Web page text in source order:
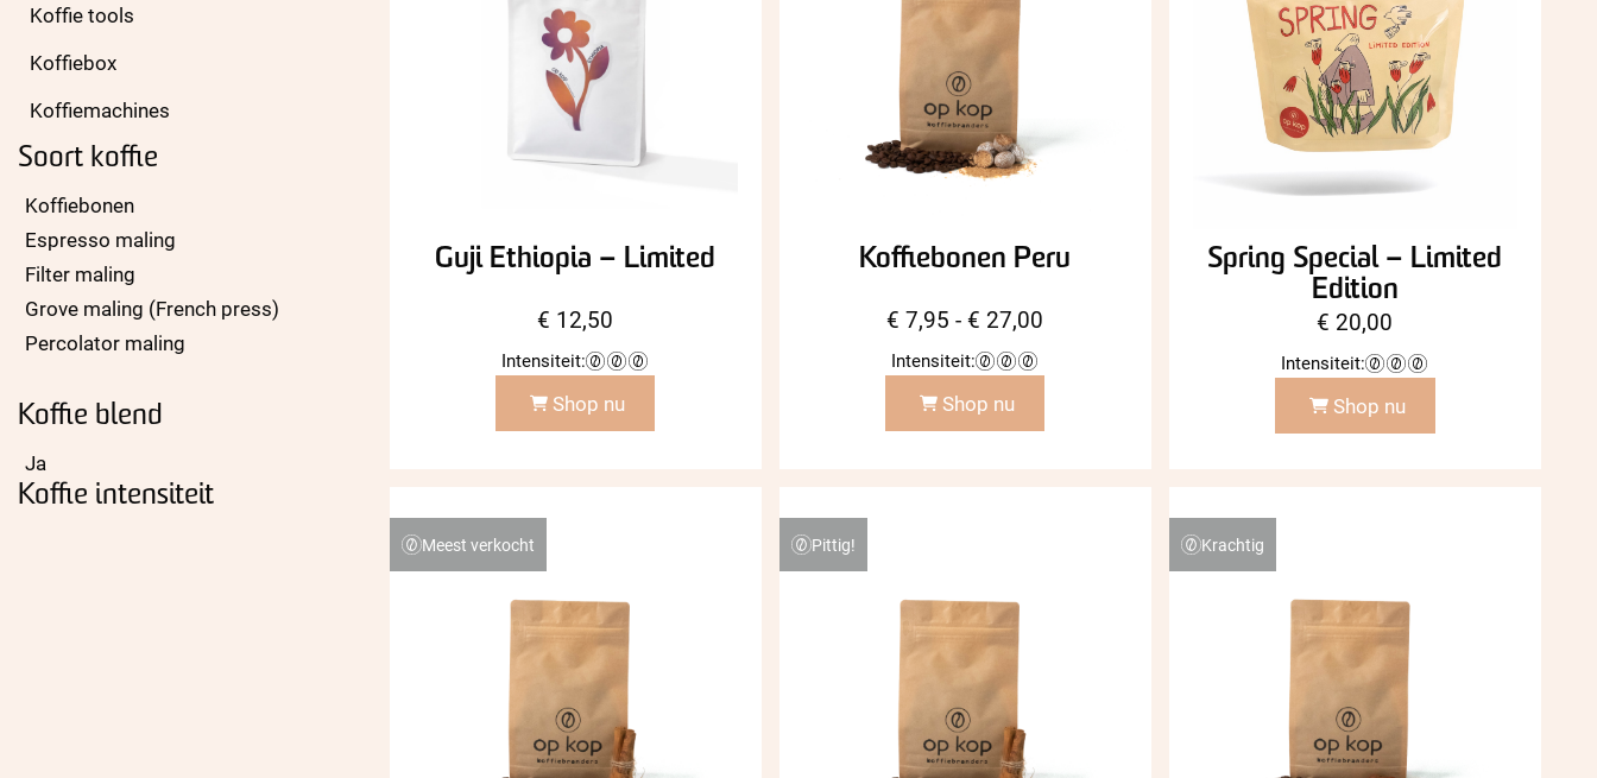
Koffie tools
Koffiebox
Koffiemachines
Soort koffie
Koffiebonen
Espresso maling
Filter maling
Grove maling (French press)
Percolator maling
Koffie blend
Ja
Koffie intensiteit
Guji Ethiopia – Limited
€ 12,50
Intensiteit:
Shop nu
Koffiebonen Peru
€ 7,95 - € 27,00
tot
Intensiteit:
Shop nu
Spring Special – Limited
Edition
€ 20,00
Intensiteit:
Shop nu
Meest verkocht Pittig! Krachtig